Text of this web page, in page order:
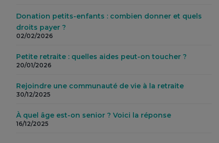
Donation petits-enfants : combien donner et quels
droits payer ?
02/02/2026
Petite retraite : quelles aides peut-on toucher ?
20/01/2026
Rejoindre une communauté de vie à la retraite
30/12/2025
À quel âge est-on senior ? Voici la réponse
16/12/2025